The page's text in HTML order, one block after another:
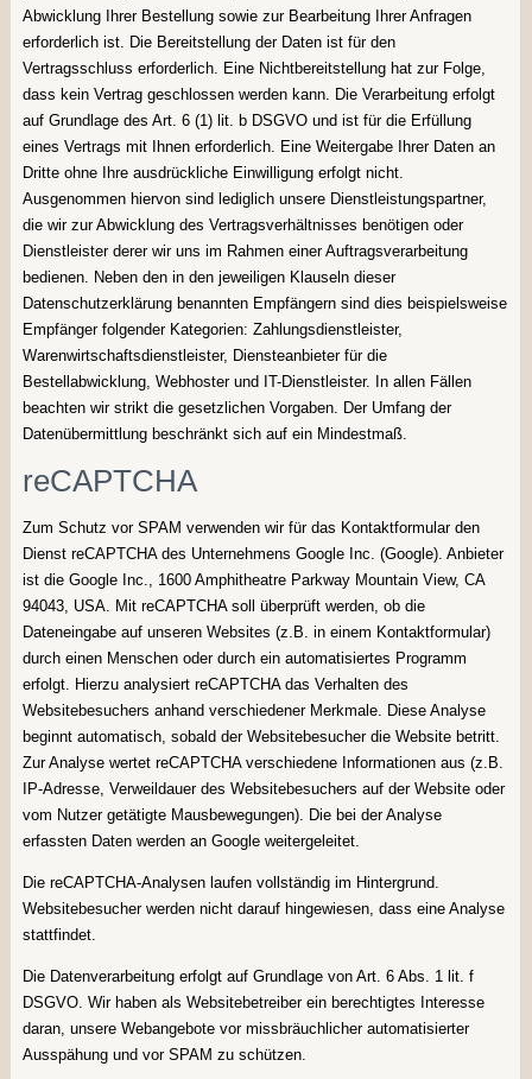
Abwicklung Ihrer Bestellung sowie zur Bearbeitung Ihrer Anfragen
erforderlich ist. Die Bereitstellung der Daten ist für den
Vertragsschluss erforderlich. Eine Nichtbereitstellung hat zur Folge,
dass kein Vertrag geschlossen werden kann. Die Verarbeitung erfolgt
auf Grundlage des Art. 6 (1) lit. b DSGVO und ist für die Erfüllung
eines Vertrags mit Ihnen erforderlich. Eine Weitergabe Ihrer Daten an
Dritte ohne Ihre ausdrückliche Einwilligung erfolgt nicht.
Ausgenommen hiervon sind lediglich unsere Dienstleistungspartner,
die wir zur Abwicklung des Vertragsverhältnisses benötigen oder
Dienstleister derer wir uns im Rahmen einer Auftragsverarbeitung
bedienen. Neben den in den jeweiligen Klauseln dieser
Datenschutzerklärung benannten Empfängern sind dies beispielsweise
Empfänger folgender Kategorien: Zahlungsdienstleister,
Warenwirtschaftsdienstleister, Diensteanbieter für die
Bestellabwicklung, Webhoster und IT-Dienstleister. In allen Fällen
beachten wir strikt die gesetzlichen Vorgaben. Der Umfang der
Datenübermittlung beschränkt sich auf ein Mindestmaß.
reCAPTCHA
Zum Schutz vor SPAM verwenden wir für das Kontaktformular den
Dienst reCAPTCHA des Unternehmens Google Inc. (Google). Anbieter
ist die Google Inc., 1600 Amphitheatre Parkway Mountain View, CA
94043, USA. Mit reCAPTCHA soll überprüft werden, ob die
Dateneingabe auf unseren Websites (z.B. in einem Kontaktformular)
durch einen Menschen oder durch ein automatisiertes Programm
erfolgt. Hierzu analysiert reCAPTCHA das Verhalten des
Websitebesuchers anhand verschiedener Merkmale. Diese Analyse
beginnt automatisch, sobald der Websitebesucher die Website betritt.
Zur Analyse wertet reCAPTCHA verschiedene Informationen aus (z.B.
IP-Adresse, Verweildauer des Websitebesuchers auf der Website oder
vom Nutzer getätigte Mausbewegungen). Die bei der Analyse
erfassten Daten werden an Google weitergeleitet.
Die reCAPTCHA-Analysen laufen vollständig im Hintergrund.
Websitebesucher werden nicht darauf hingewiesen, dass eine Analyse
stattfindet.
Die Datenverarbeitung erfolgt auf Grundlage von Art. 6 Abs. 1 lit. f
DSGVO. Wir haben als Websitebetreiber ein berechtigtes Interesse
daran, unsere Webangebote vor missbräuchlicher automatisierter
Ausspähung und vor SPAM zu schützen.